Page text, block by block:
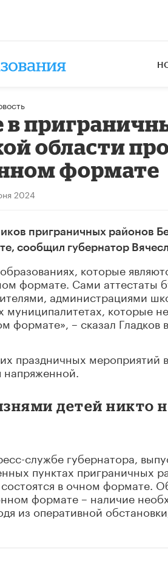
области
формате
2024
приграничных районов
сообщил губернатор
которые
формате. Сами аттестаты
администрациями
муниципалитетах, которые
формате», – сказал Гладков
праздничных мероприятий
напряженной.
детей никто
службе губернатора,
пунктах приграничных
в очном формате.
формате – наличие
из оперативной